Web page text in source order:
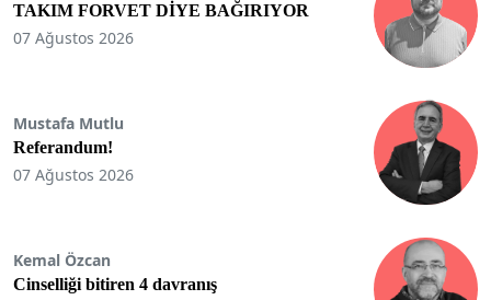
TAKIM FORVET DİYE BAĞIRIYOR
07 Ağustos 2026
Mustafa Mutlu
Referandum!
07 Ağustos 2026
Kemal Özcan
Cinselliği bitiren 4 davranış